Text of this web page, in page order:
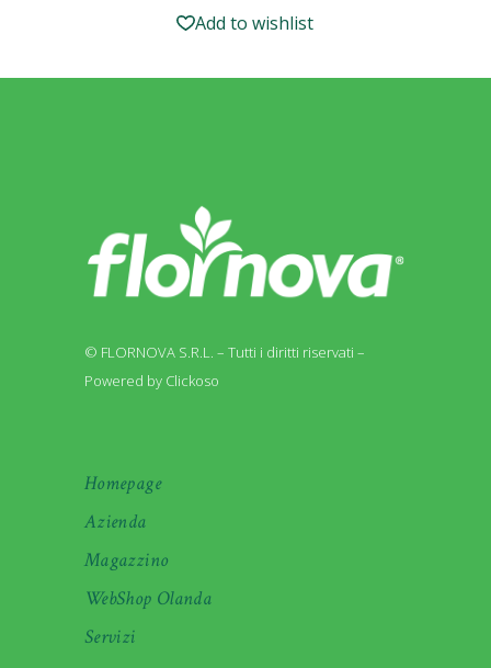
Add to wishlist
© FLORNOVA S.R.L. – Tutti i diritti riservati –
Powered by Clickoso
Homepage
Azienda
Magazzino
WebShop Olanda
Servizi